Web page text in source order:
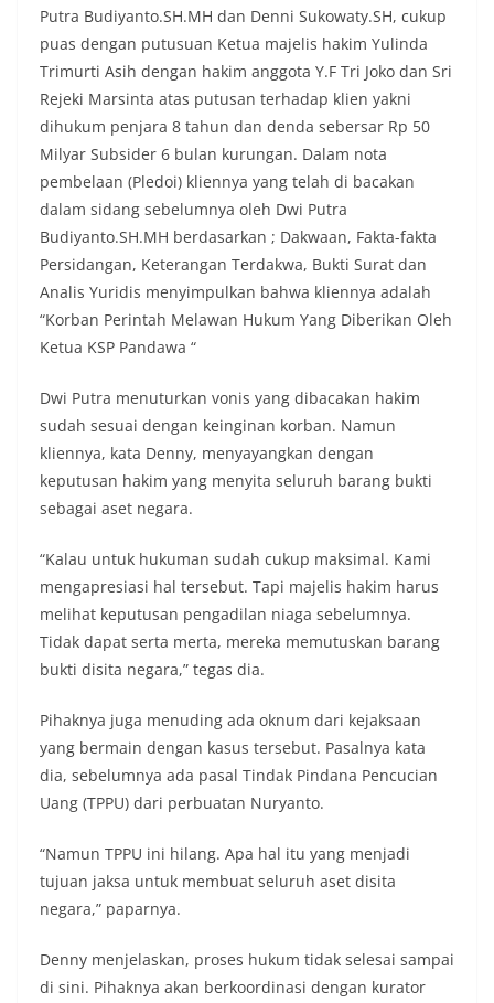
Putra Budiyanto.SH.MH dan Denni Sukowaty.SH, cukup
puas dengan putusuan Ketua majelis hakim Yulinda
Trimurti Asih dengan hakim anggota Y.F Tri Joko dan Sri
Rejeki Marsinta atas putusan terhadap klien yakni
dihukum penjara 8 tahun dan denda sebersar Rp 50
Milyar Subsider 6 bulan kurungan. Dalam nota
pembelaan (Pledoi) kliennya yang telah di bacakan
dalam sidang sebelumnya oleh Dwi Putra
Budiyanto.SH.MH berdasarkan ; Dakwaan, Fakta-fakta
Persidangan, Keterangan Terdakwa, Bukti Surat dan
Analis Yuridis menyimpulkan bahwa kliennya adalah
“Korban Perintah Melawan Hukum Yang Diberikan Oleh
Ketua KSP Pandawa “
Dwi Putra menuturkan vonis yang dibacakan hakim
sudah sesuai dengan keinginan korban. Namun
kliennya, kata Denny, menyayangkan dengan
keputusan hakim yang menyita seluruh barang bukti
sebagai aset negara.
“Kalau untuk hukuman sudah cukup maksimal. Kami
mengapresiasi hal tersebut. Tapi majelis hakim harus
melihat keputusan pengadilan niaga sebelumnya.
Tidak dapat serta merta, mereka memutuskan barang
bukti disita negara,” tegas dia.
Pihaknya juga menuding ada oknum dari kejaksaan
yang bermain dengan kasus tersebut. Pasalnya kata
dia, sebelumnya ada pasal Tindak Pindana Pencucian
Uang (TPPU) dari perbuatan Nuryanto.
“Namun TPPU ini hilang. Apa hal itu yang menjadi
tujuan jaksa untuk membuat seluruh aset disita
negara,” paparnya.
Denny menjelaskan, proses hukum tidak selesai sampai
di sini. Pihaknya akan berkoordinasi dengan kurator